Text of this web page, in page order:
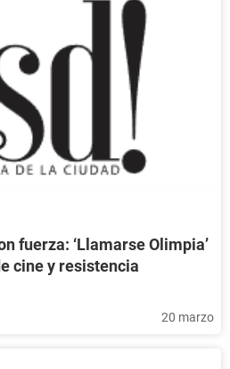
fuerza: ‘Llamarse Olimpia’
cine y resistencia
20 marzo